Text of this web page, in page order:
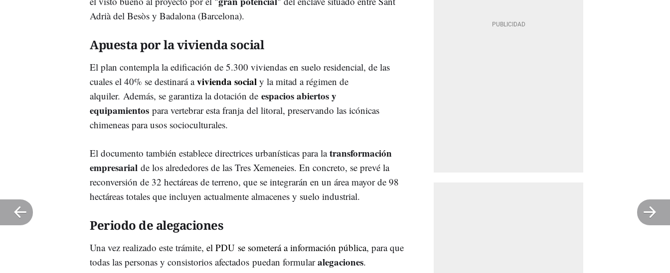
Adrià del Besòs y Badalona (Barcelona).
Apuesta por la vivienda social
El plan contempla la edificación de 5.300 viviendas en suelo residencial, de las
cuales el 40% se destinará avivienda social y la mitad a régimen de
alquiler. Además, se garantiza la dotación de espacios abiertos y
equipamientos para vertebrar esta franja del litoral, preservando las icónicas
chimeneas para usos socioculturales.
El documento también establece directrices urbanísticas para latransformación
empresarial de los alrededores de las Tres Xemeneies. En concreto, se prevé la
reconversión de 32 hectáreas de terreno, que se integrarán en un área mayor de 98
hectáreas totales que incluyen actualmente almacenes y suelo industrial.
Periodo de alegaciones
Una vez realizado este trámite, el PDU se someterá a información pública, para que
todas las personas y consistorios afectados puedan formularalegaciones.